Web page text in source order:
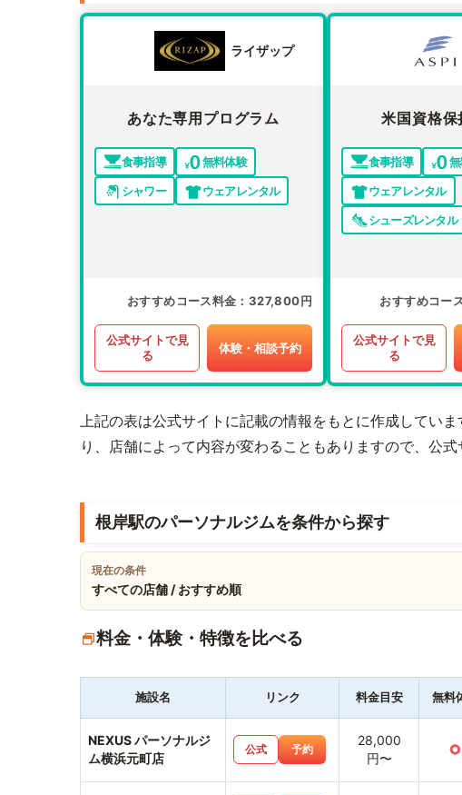
ライザップ
あなた専用プログラム
食事指導
無料体験
シャワー
ウェアレンタル
おすすめコース料金 327,800円
公式サイトで見
る
体験・相談予約
米国資格保
食事指導
ウェアレンタル
シューズレンタル
おすすめコー
公式サイトで見
る
上記の表は公式サイトに記載の情報をもとに作成してい
り、店舗によって内容が変わることもありますので、公式
根岸駅のパーソナルジムを条件から探す
現在の条件
すべての店舗 / おすすめ順
料金・体験・特徴を比べる
施設名 リンク 料金目安 無料
NEXUS パーソナルジ
ム横浜元町店
公式 予約
28,000
円〜
○